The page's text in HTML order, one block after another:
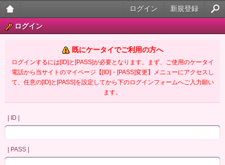
大人
ータ
イ官
新規登録
ログイン
ログイン
既にケータイでご利用の方へ
ログインするには[ID]と[PASS]が必要となります。まず、ご使用のケータイ
電話から当サイトのマイページ【[ID]・[PASS]変更】メニューにアクセスし
て、任意の[ID]と[PASS]を設定してから下のログインフォームへご入力願い
ます。
| ID |
| PASS |